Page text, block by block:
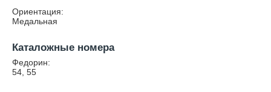
Ориентация:
Медальная
Каталожные номера
Федорин:
54, 55